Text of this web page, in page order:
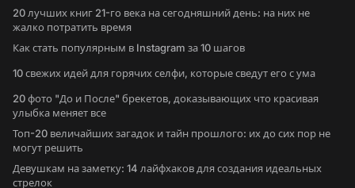
20 лучших книг 21-го века на сегодняшний день: на них не
жалко потратить время
Как стать популярным в Instagram за 10 шагов
10 свежих идей для горячих селфи, которые сведут его с ума
20 фото "До и После" брекетов, доказывающих что красивая
улыбка меняет все
Топ-20 величайших загадок и тайн прошлого: их до сих пор не
могут решить
Девушкам на заметку: 14 лайфхаков для создания идеальных
стрелок